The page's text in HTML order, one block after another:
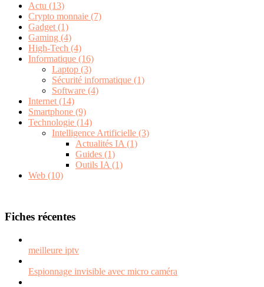
Actu (13)
Crypto monnaie (7)
Gadget (1)
Gaming (4)
High-Tech (4)
Informatique (16)
Laptop (3)
Sécurité informatique (1)
Software (4)
Internet (14)
Smartphone (9)
Technologie (14)
Intelligence Artificielle (3)
Actualités IA (1)
Guides (1)
Outils IA (1)
Web (10)
Fiches récentes
meilleure iptv
Espionnage invisible avec micro caméra